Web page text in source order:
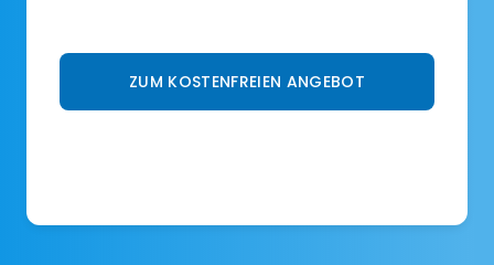
ZUM KOSTENFREIEN ANGEBOT